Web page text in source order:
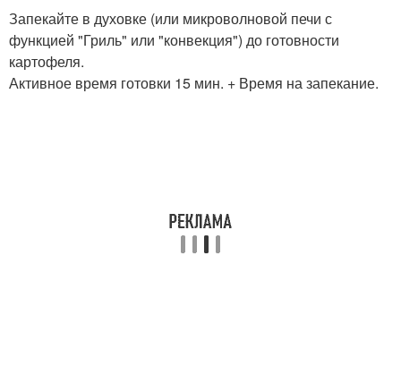
Запекайте в духовке (или микроволновой печи с
функцией "Гриль" или "конвекция") до готовности
картофеля.
Активное время готовки 15 мин. + Время на запекание.